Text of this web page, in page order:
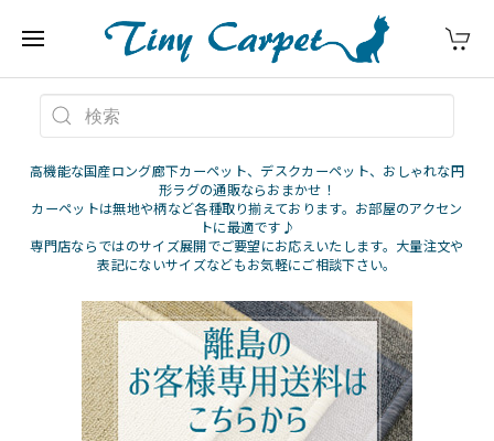
高機能な国産ロング廊下カーペット、デスクカーペット、おしゃれな円
形ラグの通販ならおまかせ！
カーペットは無地や柄など各種取り揃えております。お部屋のアクセン
トに最適です♪
専門店ならではのサイズ展開でご要望にお応えいたします。大量注文や
表記にないサイズなどもお気軽にご相談下さい。